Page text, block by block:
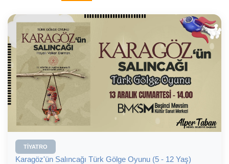
TIYATRO
Karagöz'ün Salıncağı Türk Gölge Oyunu (5 - 12 Yaş)